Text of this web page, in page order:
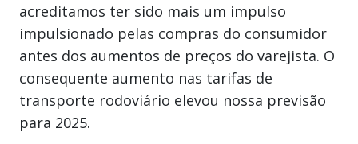
acreditamos ter sido mais um impulso
impulsionado pelas compras do consumidor
antes dos aumentos de preços do varejista. O
consequente aumento nas tarifas de
transporte rodoviário elevou nossa previsão
para 2025.